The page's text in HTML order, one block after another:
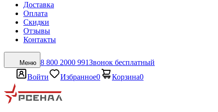
Доставка
Оплата
Скидки
Отзывы
Контакты
Меню 8 800 2000 991Звонок бесплатный
Войти
Избранное0 Корзина0